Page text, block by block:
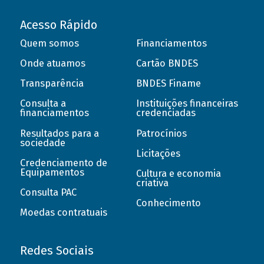
Acesso Rápido
Quem somos
Onde atuamos
Transparência
Consulta a
financiamentos
Resultados para a
sociedade
Credenciamento de
Equipamentos
Consulta PAC
Moedas contratuais
Financiamentos
Cartão BNDES
BNDES Finame
Instituições financeiras
credenciadas
Patrocínios
Licitações
Cultura e economia
criativa
Conhecimento
Redes Sociais